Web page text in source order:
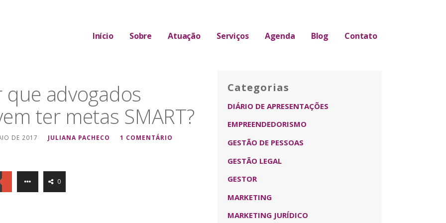
Início Sobre Atuação Serviços Agenda Blog Contato
que advogados
ter metas SMART?
DE 2017 JULIANA PACHECO 1 COMENTÁRIO
0
Categorias
DIÁRIO DE APRESENTAÇÕES
EMPREENDEDORISMO
GESTÃO DE PESSOAS
GESTÃO LEGAL
GESTOR
MARKETING
MARKETING JURÍDICO